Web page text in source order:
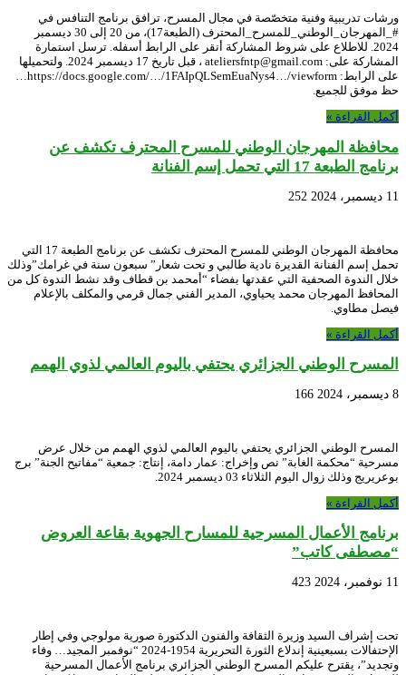
ورشات تدريبية وفنية متخصّصة في مجال المسرح، ترافق برنامج التنافس في
#_المهرجان_الوطني_للمسرح_المحترف (الطبعة17)، من 20 إلى 30 ديسمبر
2024. للاطلاع على شروط المشاركة أنقر على الرابط أسفله. ترسل استمارة
المشاركة على: ateliersfntp@gmail.com ، قبل تاريخ 17 ديسمبر 2024. ولتحميلها
على الرابط: https://docs.google.com/…/1FAIpQLSemEuaNys4…/viewform…
حظ موفق للجميع.
أكمل القراءة »
محافظة المهرجان الوطني للمسرح المحترف تكشف عن
برنامج الطبعة 17 التي تحمل إسم الفنانة
11 ديسمبر، 2024 252
محافظة المهرجان الوطني للمسرح المحترف تكشف عن برنامج الطبعة 17 التي
تحمل إسم الفنانة القديرة نادية طالبي و تحت شعار” سبعون سنة في غرامك”وذلك
خلال الندوة الصحفية التي عقدتها بفضاء “أمحمد بن قطاف وقد نشط الندوة كل من
المحافظ المهرجان محمد يحياوي، المدير الفني جمال قرمي والمكلف بالإعلام
فيصل مطاوي.
أكمل القراءة »
المسرح الوطني الجزائري يحتفي باليوم العالمي لذوي الهمم
8 ديسمبر، 2024 166
المسرح الوطني الجزائري يحتفي باليوم العالمي لذوي الهمم من خلال عرض
مسرحية “محكمة الغابة” نص وإخراج: عمار دامة، إنتاج: جمعية “مفاتيح الجنة” برج
بوعريريج وذلك زوال اليوم الثلاثاء 03 ديسمبر 2024.
أكمل القراءة »
برنامج الأعمال المسرحية للمسارح الجهوية بقاعة العروض
“مصطفى كاتب”
11 نوفمبر، 2024 423
تحت إشراف السيد وزيرة الثقافة والفنون الدكتورة صورية مولوجي وفي إطار
الإحتفالات بسبعينية إندلاع الثورة التحريرية 1954-2024 “نوفمبر المجيد… وفاء
وتجديد”، يقترح عليكم المسرح الوطني الجزائري برنامج الأعمال المسرحية